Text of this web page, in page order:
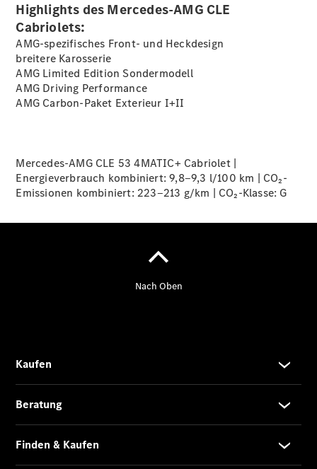
Der
elektrische
CLA mit EQ-
EQE
Limousine -
elektrisch
Limousine -
Limousine
C-Klasse
S-Klasse
Highlights des Mercedes-AMG CLE
Cabriolets:
AMG-spezifisches Front- und Heckdesign
breitere Karosserie
AMG Limited Edition Sondermodell
AMG Driving Performance
AMG Carbon-Paket Exterieur I+II
Mercedes-AMG CLE 53 4MATIC+ Cabriolet |
Energieverbrauch kombiniert: 9,8‒9,3 l/100 km | CO₂-
Emissionen kombiniert: 223‒213 g/km | CO₂-Klasse: G